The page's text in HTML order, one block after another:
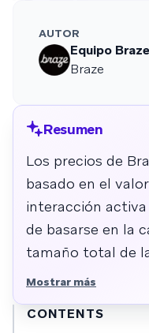
AUTOR
Equipo Braze
Braze
Resumen
Los precios de
basado en el
interacción
de basarse en la
tamaño total de
mensajes por sí
Activos y
Mostrar más
CONTENTS